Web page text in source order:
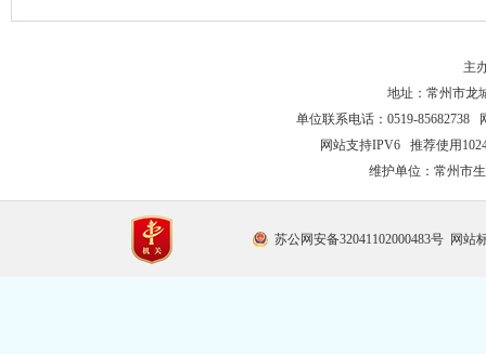
主
地址：常州市龙
单位联系电话：0519-85682738
网站支持IPV6 推荐使用
维护单位：常州市
苏公网安备32041102000483号 网站